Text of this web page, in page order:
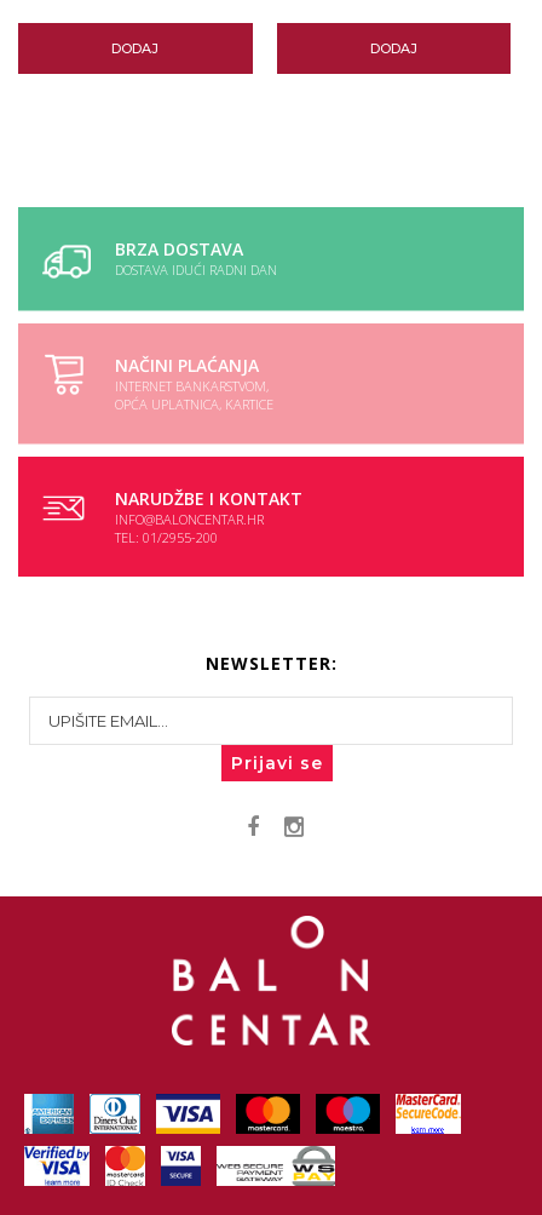
DODAJ DODAJ
BRZA DOSTAVA
DOSTAVA IDUĆI RADNI DAN
NAČINI PLAĆANJA
INTERNET BANKARSTVOM,
OPĆA UPLATNICA, KARTICE
NARUDŽBE I KONTAKT
INFO@BALONCENTAR.HR
TEL: 01/2955-200
NEWSLETTER:
Prijavi se